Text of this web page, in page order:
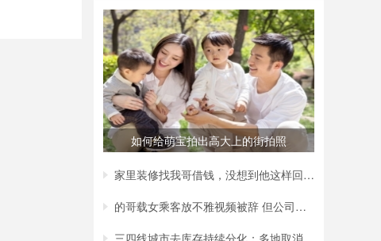
如何给萌宝拍出高大上的街拍照
家里装修找我哥借钱，没想到他这样回复我，
的哥载女乘客放不雅视频被辞 但公司称非黄